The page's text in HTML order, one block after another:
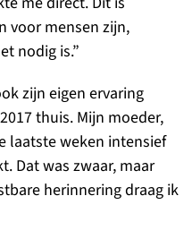
voor mensen zijn,
nodig is.”
zijn eigen ervaring
thuis. Mijn moeder,
laatste weken intensief
Dat was zwaar, maar
herinnering draag ik